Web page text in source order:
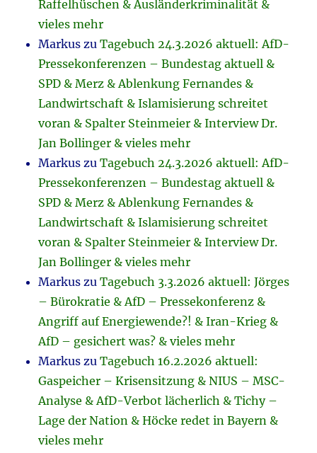
Raffelhüschen & Ausländerkriminalität &
vieles mehr
Markus zuTagebuch 24.3.2026 aktuell: AfD-
Pressekonferenzen – Bundestag aktuell &
SPD & Merz & Ablenkung Fernandes &
Landwirtschaft & Islamisierung schreitet
voran & Spalter Steinmeier & Interview Dr.
Jan Bollinger & vieles mehr
Markus zuTagebuch 24.3.2026 aktuell: AfD-
Pressekonferenzen – Bundestag aktuell &
SPD & Merz & Ablenkung Fernandes &
Landwirtschaft & Islamisierung schreitet
voran & Spalter Steinmeier & Interview Dr.
Jan Bollinger & vieles mehr
Markus zuTagebuch 3.3.2026 aktuell: Jörges
– Bürokratie & AfD – Pressekonferenz &
Angriff auf Energiewende?! & Iran-Krieg &
AfD – gesichert was? & vieles mehr
Markus zuTagebuch 16.2.2026 aktuell:
Gaspeicher – Krisensitzung & NIUS – MSC-
Analyse & AfD-Verbot lächerlich & Tichy –
Lage der Nation & Höcke redet in Bayern &
vieles mehr